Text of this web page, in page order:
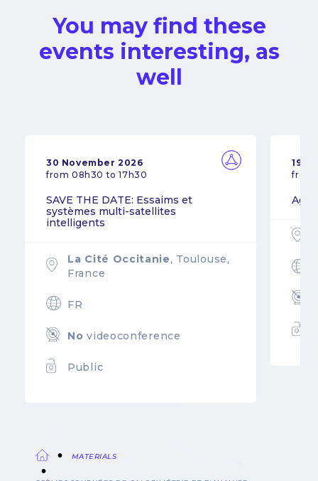
You may find these
events interesting, as
well
30 November 2026
from 08h30 to 17h30
SAVE THE DATE: Essaims et
systèmes multi-satellites
intelligents
La Cité Occitanie, Toulouse,
France
FR
No videoconference
Public
19
from
MATERIALS